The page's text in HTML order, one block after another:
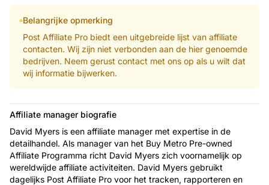
Belangrijke opmerking
Post Affiliate Pro biedt een uitgebreide lijst van affiliate
contacten. Wij zijn niet verbonden aan de hier genoemde
bedrijven. Neem gerust contact met ons op als u wilt dat
wij informatie bijwerken.
Affiliate manager biografie
David Myers is een affiliate manager met expertise in de
detailhandel. Als manager van het Buy Metro Pre-owned
Affiliate Programma richt David Myers zich voornamelijk op
wereldwijde affiliate activiteiten. David Myers gebruikt
dagelijks Post Affiliate Pro voor het tracken, rapporteren en